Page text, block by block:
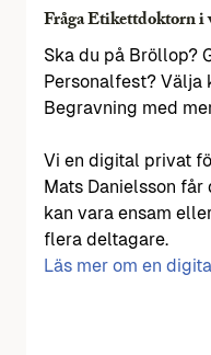
Fråga Etikettdoktorn i
Ska du på Bröllop?
Personalfest?
Begravning med
Vi en digital privat
Mats Danielsson får
kan vara ensam
flera deltagare.
Läs mer om en